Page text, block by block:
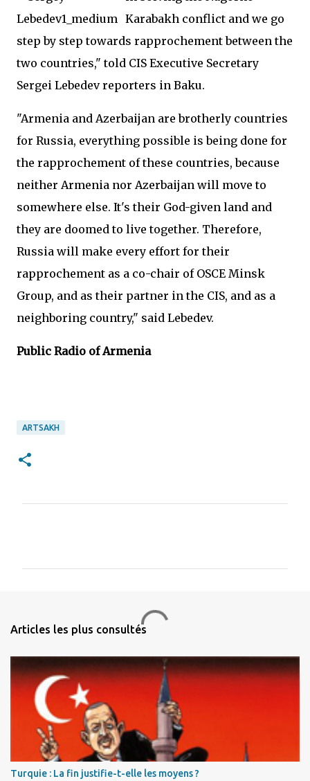
Karabakh conflict and we go
step by step towards rapprochement between the
two countries," told CIS Executive Secretary
Sergei Lebedev reporters in Baku.
"Armenia and Azerbaijan are brotherly countries
for Russia, everything possible is being done for
the rapprochement of these countries, because
neither Armenia nor Azerbaijan will move to
somewhere else. It's their God-given land and
they are doomed to live together. Therefore,
Russia will make every effort for their
rapprochement as a co-chair of OSCE Minsk
Group, and as their partner in the CIS, and as a
neighboring country," said Lebedev.
Public Radio of Armenia
ARTSAKH
n
i
Articles les plus consultés
Turquie : La fin justifie-t-elle les moyens ?